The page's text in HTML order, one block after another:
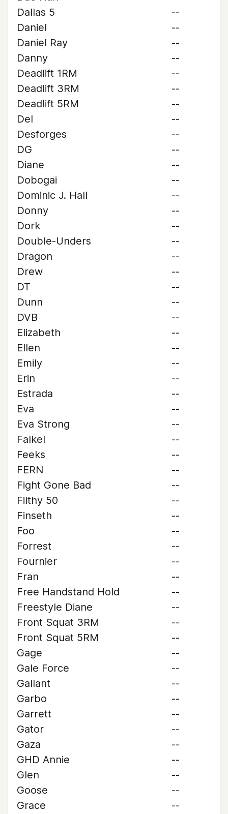
Dallas 5
--
Daniel
--
Daniel Ray
--
Danny
--
Deadlift 1RM
--
Deadlift 3RM
--
Deadlift 5RM
--
Del
--
Desforges
--
DG
--
Diane
--
Dobogai
--
Dominic J. Hall
--
Donny
--
Dork
--
Double-Unders
--
Dragon
--
Drew
--
DT
--
Dunn
--
DVB
--
Elizabeth
--
Ellen
--
Emily
--
Erin
--
Estrada
--
Eva
--
Eva Strong
--
Falkel
--
Feeks
--
FERN
--
Fight Gone Bad
--
Filthy 50
--
Finseth
--
Foo
--
Forrest
--
Fournier
--
Fran
--
Free Handstand Hold
--
Freestyle Diane
--
Front Squat 3RM
--
Front Squat 5RM
--
Gage
--
Gale Force
--
Gallant
--
Garbo
--
Garrett
--
Gator
--
Gaza
--
GHD Annie
--
Glen
--
Goose
--
Grace
--